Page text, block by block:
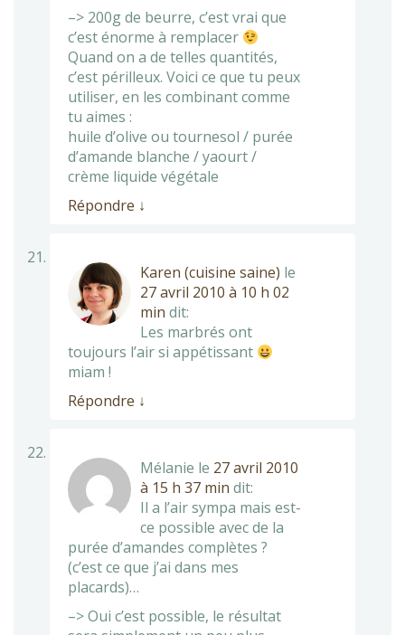
–> 200g de beurre, c’est vrai que
c’est énorme à remplacer
Quand on a de telles quantités,
c’est périlleux. Voici ce que tu peux
utiliser, en les combinant comme
tu aimes :
huile d’olive ou tournesol / purée
d’amande blanche / yaourt /
crème liquide végétale
Répondre ↓
Karen (cuisine saine) le
27 avril 2010 à 10 h 02
min dit:
Les marbrés ont
toujours l’air si appétissant
miam !
Répondre ↓
Mélanie le 27 avril 2010
à 15 h 37 min dit:
Il a l’air sympa mais est-
ce possible avec de la
purée d’amandes complètes ?
(c’est ce que j’ai dans mes
placards)…
–> Oui c’est possible, le résultat